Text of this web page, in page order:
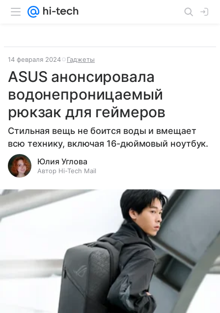
14 февраля 2024 Гаджеты
ASUS анонсировала
водонепроницаемый
рюкзак для геймеров
Стильная вещь не боится воды и вмещает
всю технику, включая 16-дюймовый ноутбук.
Юлия Углова
Автор Hi-Tech Mail